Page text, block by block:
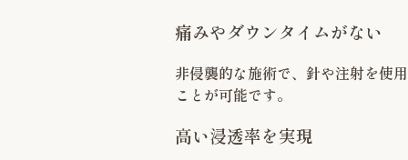
痛みやダウンタイムがない
非侵襲的な施術で、針や注射を使
ことが可能です。
高い浸透率を実現